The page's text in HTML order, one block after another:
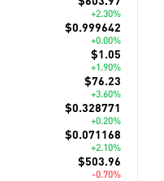
+2.30%
$0.999642
+0.00%
$1.05
+1.90%
$76.23
+3.60%
$0.328771
+0.20%
$0.071168
+2.10%
$503.96
-0.70%